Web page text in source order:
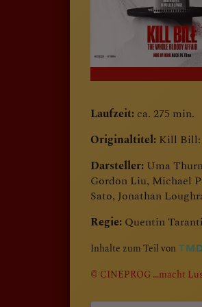
Laufzeit: ca. 275 min.
Originaltitel: Kill Bill:
Darsteller: Uma
Gordon Liu, Michael
Sato, Jonathan
Regie: Quentin
Inhalte zum Teil von
© CINEPROG ...macht